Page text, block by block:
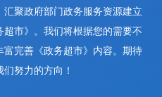
聚政府部门政务服务资源建立
市》。我们将根据您的需要不
完善《政务超市》内容。期待
努力的方向！